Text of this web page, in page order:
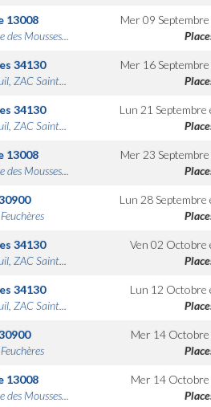
13008
des Mousses...
Mer 09 Septembre
34130
ZAC Saint...
Mer 16 Septembre
34130
ZAC Saint...
Lun 21 Septembre
13008
des Mousses...
Mer 23 Septembre
Lun 28 Septembre
34130
ZAC Saint...
Ven 02 Octobre
34130
ZAC Saint...
Lun 12 Octobre
Mer 14 Octobre
13008
des Mousses...
Mer 14 Octobre